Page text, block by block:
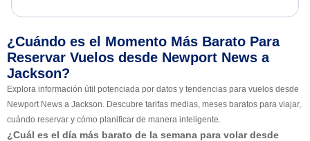
¿Cuándo es el Momento Más Barato Para
Reservar Vuelos desde Newport News a
Jackson?
Explora información útil potenciada por datos y tendencias para vuelos desde
Newport News a Jackson. Descubre tarifas medias, meses baratos para viajar,
cuándo reservar y cómo planificar de manera inteligente.
¿Cuál es el día más barato de la semana para volar desde